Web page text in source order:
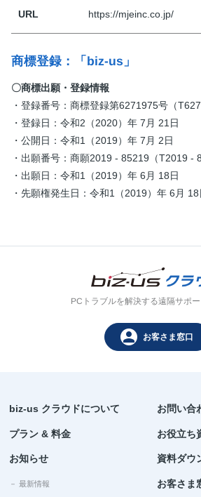
URL https://mjeinc.co.jp/
商標登録：「biz-us」
〇商標出願・登録情報
・登録番号：商標登録第6271975号（
・登録日：令和2（2020）年 7月 21日
・公開日：令和1（2019）年 7月 2日
・出願番号：商願2019 - 85219（T2019 -
・出願日：令和1（2019）年 6月 18日
・先願権発生日：令和1（2019）年 6月 18
PCトラブルを解決する遠隔サポ
person お客さま窓口
biz-us クラウドについて
プラン & 料金
お知らせ
－ 最新情報
お問い合
お役立ち
資料ダウ
お客さま